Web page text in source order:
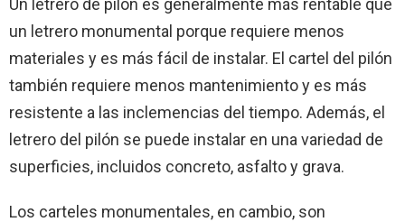
Un letrero de pilón es generalmente más rentable que
un letrero monumental porque requiere menos
materiales y es más fácil de instalar. El cartel del pilón
también requiere menos mantenimiento y es más
resistente a las inclemencias del tiempo. Además, el
letrero del pilón se puede instalar en una variedad de
superficies, incluidos concreto, asfalto y grava.
Los carteles monumentales, en cambio, son